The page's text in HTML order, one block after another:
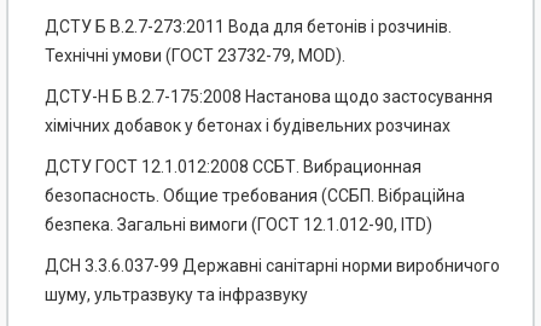
ДСТУ Б В.2.7-273:2011 Вода для бетонів і розчинів.
Технічні умови (ГОСТ 23732-79, MOD).
ДСТУ-Н Б В.2.7-175:2008 Настанова щодо застосування
хімічних добавок у бетонах і будівельних розчинах
ДСТУ ГОСТ 12.1.012:2008 CCБТ. Вибрационная
безопасность. Общие требования (ССБП. Вібраційна
безпека. Загальні вимоги (ГОСТ 12.1.012-90, ITD)
ДСН 3.3.6.037-99 Державні санітарні норми виробничого
шуму, ультразвуку та інфразвуку